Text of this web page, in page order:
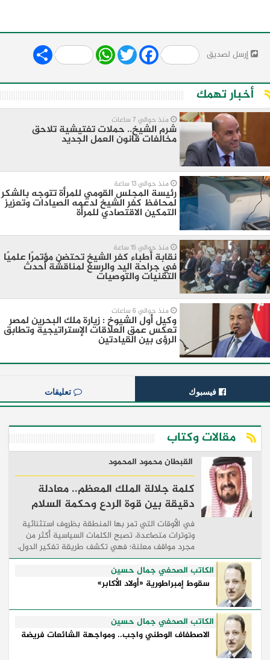
إرسل لصديق Share WhatsApp
Twitter Facebook
أخبار تهمك
منذ حوالي 7 ساعات
شرم الشيخ.. حملات تفتيشية تلاحق
مخالفات قانون العمل الجديد
منذ حوالي 13 ساعة
رئيسة المجلس القومي للمرأة تتوجه بالشكر
لمحافظ كفر الشيخ لدعمه الصيادات وتعزيز
التمكين الاقتصادي للمرأة
منذ حوالي 15 ساعة
نقابة أطباء كفر الشيخ تحتضن مؤتمرًا علميًا
في جراحة اليد والرسغ لمناقشة أحدث
التقنيات والتوصيات
منذ حوالي 6 ساعات
وكيل أول الشيوخ : زيارة ملك البحرين لمصر
تعكس عمق العلاقات الإستراتيجية وتطابق
الرؤى بين القيادتين
فيسبوك تعليقات
مقالات وكتاب
القبطان محمود المحمود
كلمة جلالة الملك المعظم.. معادلة
دقيقة بين قوة الردع وحكمة السلام
في الأوقات التي تمر بها المنطقة بظروف استثنائية
وتوترات متصاعدة، تصبح الكلمات السياسية أكثر من
مجرد مواقف معلنة؛ فهي تكشف طريقة تفكير الدول،
وكيفية إدارتها للأزمات، والحدود التي تفصل بين القوة
...
الكاتب الصحفي جمال حسين
سقوط إمبراطورية «أولاد الأكابر»
الكاتب الصحفي جمال حسين
الاصطفاف الوطني واجب.. ومواجهة الشائعات فريضة